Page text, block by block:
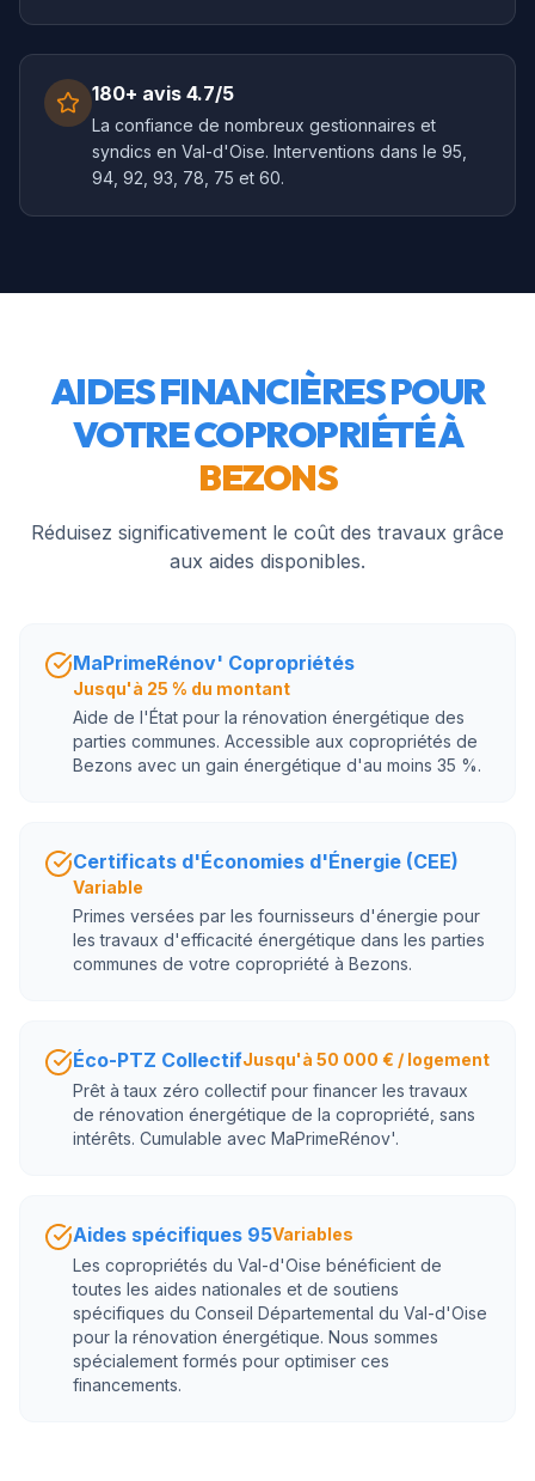
180+ avis 4.7/5
La confiance de nombreux gestionnaires et
syndics en Val-d'Oise. Interventions dans le 95,
94, 92, 93, 78, 75 et 60.
AIDES FINANCIÈRES POUR
VOTRE COPROPRIÉTÉ À
BEZONS
Réduisez significativement le coût des travaux grâce
aux aides disponibles.
MaPrimeRénov' Copropriétés
Jusqu'à 25 % du montant
Aide de l'État pour la rénovation énergétique des
parties communes. Accessible aux copropriétés de
Bezons avec un gain énergétique d'au moins 35 %.
Certificats d'Économies d'Énergie (CEE)
Variable
Primes versées par les fournisseurs d'énergie pour
les travaux d'efficacité énergétique dans les parties
communes de votre copropriété à Bezons.
Éco-PTZ CollectifJusqu'à 50 000 € / logement
Prêt à taux zéro collectif pour financer les travaux
de rénovation énergétique de la copropriété, sans
intérêts. Cumulable avec MaPrimeRénov'.
Aides spécifiques 95Variables
Les copropriétés du Val-d'Oise bénéficient de
toutes les aides nationales et de soutiens
spécifiques du Conseil Départemental du Val-d'Oise
pour la rénovation énergétique. Nous sommes
spécialement formés pour optimiser ces
financements.